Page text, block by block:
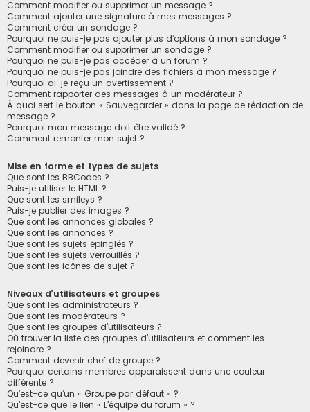
Comment modifier ou supprimer un message ?
Comment ajouter une signature à mes messages ?
Comment créer un sondage ?
Pourquoi ne puis-je pas ajouter plus d’options à mon sondage ?
Comment modifier ou supprimer un sondage ?
Pourquoi ne puis-je pas accéder à un forum ?
Pourquoi ne puis-je pas joindre des fichiers à mon message ?
Pourquoi ai-je reçu un avertissement ?
Comment rapporter des messages à un modérateur ?
À quoi sert le bouton « Sauvegarder » dans la page de rédaction de
message ?
Pourquoi mon message doit être validé ?
Comment remonter mon sujet ?
Mise en forme et types de sujets
Que sont les BBCodes ?
Puis-je utiliser le HTML ?
Que sont les smileys ?
Puis-je publier des images ?
Que sont les annonces globales ?
Que sont les annonces ?
Que sont les sujets épinglés ?
Que sont les sujets verrouillés ?
Que sont les icônes de sujet ?
Niveaux d’utilisateurs et groupes
Que sont les administrateurs ?
Que sont les modérateurs ?
Que sont les groupes d’utilisateurs ?
Où trouver la liste des groupes d’utilisateurs et comment les
rejoindre ?
Comment devenir chef de groupe ?
Pourquoi certains membres apparaissent dans une couleur
différente ?
Qu’est-ce qu’un « Groupe par défaut » ?
Qu’est-ce que le lien « L’équipe du forum » ?